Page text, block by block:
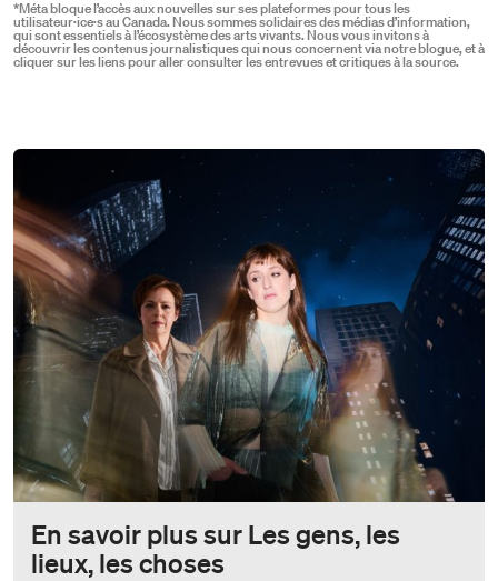
*Méta bloque l’accès aux nouvelles sur ses plateformes pour tous les
utilisateur·ice·s au Canada. Nous sommes solidaires des médias d’information,
qui sont essentiels à l’écosystème des arts vivants. Nous vous invitons à
découvrir les contenus journalistiques qui nous concernent via notre blogue, et à
cliquer sur les liens pour aller consulter les entrevues et critiques à la source.
En savoir plus sur Les gens, les
lieux, les choses